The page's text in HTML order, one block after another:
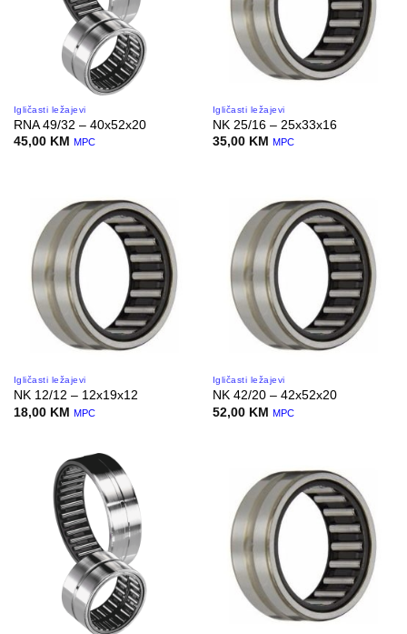
Igličasti ležajevi
RNA 49/32 – 40x52x20
45,00 KM MPC
Igličasti ležajevi
NK 25/16 – 25x33x16
35,00 KM MPC
Igličasti ležajevi
NK 12/12 – 12x19x12
18,00 KM MPC
Igličasti ležajevi
NK 42/20 – 42x52x20
52,00 KM MPC